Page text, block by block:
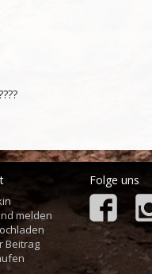
melden
Beitrag
Folge uns